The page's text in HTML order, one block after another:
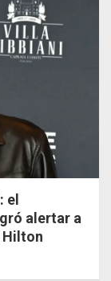
el
alertar a
Hilton